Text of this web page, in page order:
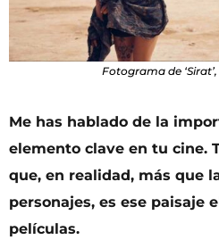
Fotograma de
Me has hablado de la
elemento clave en tu cine.
que, en realidad, más que
personajes, es ese paisaje
películas.